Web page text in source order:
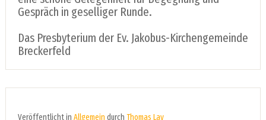
Gespräch in geselliger Runde.
Das Presbyterium der Ev. Jakobus-Kirchengemeinde
Breckerfeld
Veröffentlicht in Allgemein durch Thomas Lay